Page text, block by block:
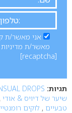
אני מאשר/ת
מאשר/ת
[recaptcha]
תגיות: DROPS
שיער של דיויס & אודי
טבעיים , לוקים